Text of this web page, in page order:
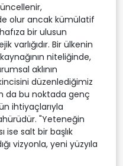
olur ancak kümülatif
bir ulusun
varlığıdır. Bir ülkenin
niteliğinde,
aklının
düzenlediğimiz
da bu noktada genç
ihtiyaçlarıyla
"Yeteneğin
ise salt bir başlık
vizyonla, yeni yüzyıla